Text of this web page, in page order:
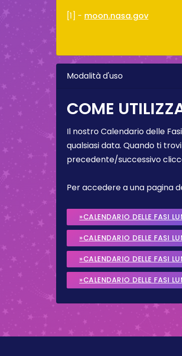
[1] - moon.nasa.gov
Modalità d'uso
COME
Il nostro Calendario delle
qualsiasi data. Quando ti
precedente/successivo
Per accedere a una pagina
»CALENDARIO DELLE FASI
»CALENDARIO DELLE FASI
»CALENDARIO DELLE FASI
»CALENDARIO DELLE FASI